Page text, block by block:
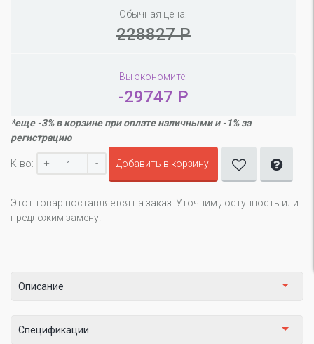
Обычная цена:
228827 Р
Вы экономите:
-29747 Р
*еще -3% в корзине при оплате наличными и -1% за
регистрацию
К-во: + - Добавить в корзину
Этот товар поставляется на заказ. Уточним доступность или
предложим замену!
Описание
Спецификации